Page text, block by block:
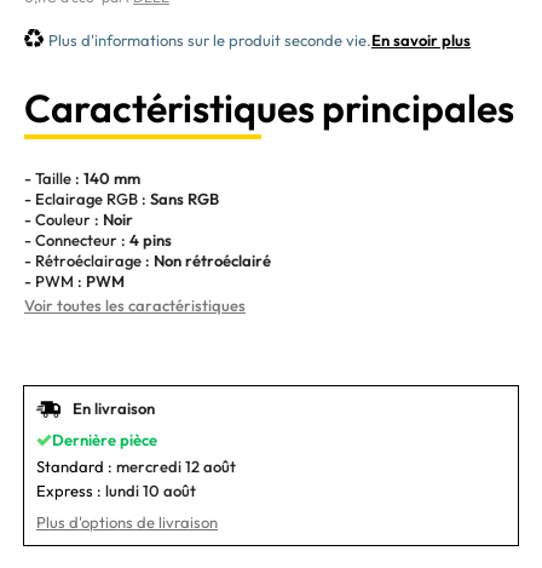
Plus d'informations sur le produit seconde vie.En savoir plus
Caractéristiques principales
- Taille : 140 mm
- Eclairage RGB : Sans RGB
- Couleur : Noir
- Connecteur : 4 pins
- Rétroéclairage : Non rétroéclairé
- PWM : PWM
Voir toutes les caractéristiques
En livraison
Dernière pièce
Standard : mercredi 12 août
Express : lundi 10 août
Plus d'options de livraison